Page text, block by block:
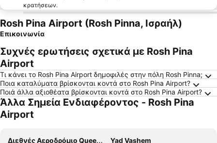
κρατήσεων.
Rosh Pina Airport (Rosh Pinna, Ισραήλ)
Επικοινωνία
Συχνές ερωτήσεις σχετικά με Rosh Pina
Airport
Τι κάνει το Rosh Pina Airport δημοφιλές στην πόλη Rosh Pinna;
Ποια καταλύματα βρίσκονται κοντά στο Rosh Pina Airport?
Ποιά άλλα αξιοθέατα βρίσκονται κοντά στο Rosh Pina Airport?
Άλλα Σημεία Ενδιαφέροντος - Rosh Pina
Airport
Διεθνές Αεροδρόμιο Queen Alia
Yad Vashem